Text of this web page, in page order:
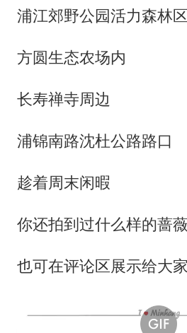
浦江郊野公园活力森林
方圆生态农场内
长寿禅寺周边
浦锦南路沈杜公路路口
趁着周末闲暇
你还拍到过什么样的蔷
也可在评论区展示给大